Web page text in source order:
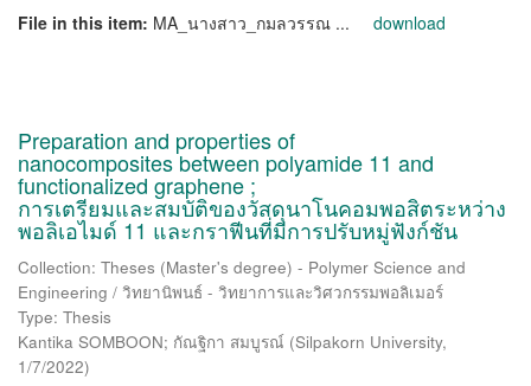
File in this item: MA_นางสาว_กมลวรรณ ... download
Preparation and properties of
nanocomposites between polyamide 11 and
functionalized graphene ;
การเตรียมและสมบัติของวัสดุนาโนคอมพอสิตระหว่าง
พอลิเอไมด์ 11 และกราฟีนที่มีการปรับหมู่ฟังก์ชัน
Collection: Theses (Master's degree) - Polymer Science and
Engineering / วิทยานิพนธ์ - วิทยาการและวิศวกรรมพอลิเมอร์
Type: Thesis
Kantika SOMBOON; กัณฐิกา สมบูรณ์ (Silpakorn University,
1/7/2022)